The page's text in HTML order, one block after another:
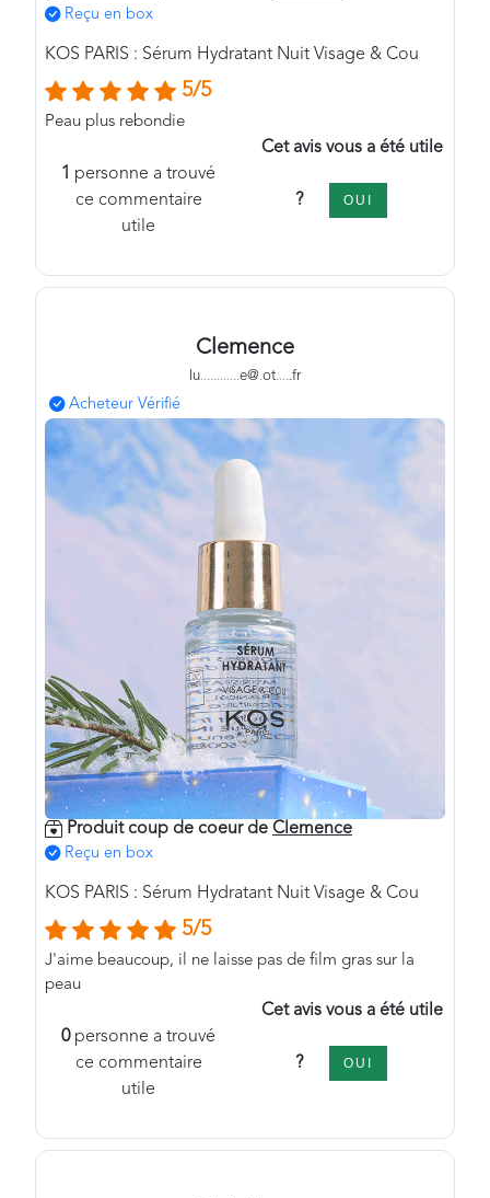
Reçu en box
KOS PARIS : Sérum Hydratant Nuit Visage & Cou
5/5
Peau plus rebondie
1 personne a trouvé
ce commentaire
utile
Cet avis vous a été utile
? OUI
Clemence
lu............e@.ot.....fr
Acheteur Vérifié
Produit coup de coeur de Clemence
Reçu en box
KOS PARIS : Sérum Hydratant Nuit Visage & Cou
5/5
J'aime beaucoup, il ne laisse pas de film gras sur la
peau
0personne a trouvé
ce commentaire
utile
Cet avis vous a été utile
? OUI